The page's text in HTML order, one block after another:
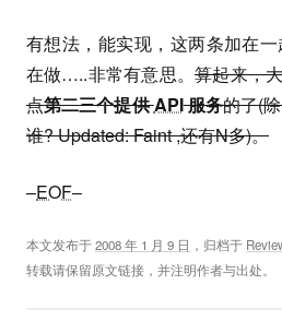
有想法，能实现，这两条加在
在做…..非常有意思。算起来，
点第二三个提供API服务的了(
谁? Updated: Faint ,还有N多)。
–EOF–
本文发布于2008 年 1 月 9 日 ，归档于
转载请保留原文链接，并注明作者与出处。